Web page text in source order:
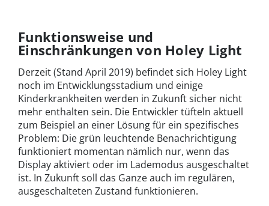
Funktionsweise und
Einschränkungen von Holey Light
Derzeit (Stand April 2019) befindet sich Holey Light
noch im Entwicklungsstadium und einige
Kinderkrankheiten werden in Zukunft sicher nicht
mehr enthalten sein. Die Entwickler tüfteln aktuell
zum Beispiel an einer Lösung für ein spezifisches
Problem: Die grün leuchtende Benachrichtigung
funktioniert momentan nämlich nur, wenn das
Display aktiviert oder im Lademodus ausgeschaltet
ist. In Zukunft soll das Ganze auch im regulären,
ausgeschalteten Zustand funktionieren.